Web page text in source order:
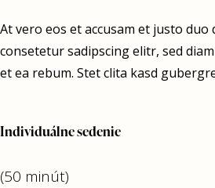
At vero eos et accusam et justo
consetetur sadipscing elitr, sed
et ea rebum. Stet clita kasd
Individuálne sedenie
(50 minút)